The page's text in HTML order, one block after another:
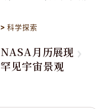
>科学探索
NASA月历展现
罕见宇宙景观